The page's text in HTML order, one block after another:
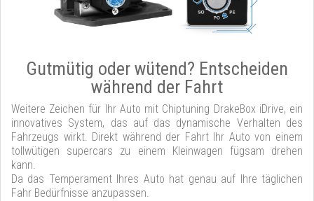
Gutmütig oder wütend? Entscheiden
während der Fahrt
Weitere Zeichen für Ihr Auto mit Chiptuning DrakeBox iDrive, ein
innovatives System, das auf das dynamische Verhalten des
Fahrzeugs wirkt. Direkt während der Fahrt Ihr Auto von einem
tollwütigen supercars zu einem Kleinwagen fügsam drehen
kann.
Da das Temperament Ihres Auto hat genau auf Ihre täglichen
Fahr Bedürfnisse anzupassen.